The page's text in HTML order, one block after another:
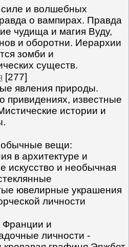
силе и волшебных
о вампирах. Правда
чудища и магия Вуду,
и оборотни. Иерархии
зомби и
существ.
[277]
явления природы.
привидениях, известные
истории и
обычные вещи:
в архитектуре и
искусство и необычная
ювелирные украшения
личности
Франции и
личности -